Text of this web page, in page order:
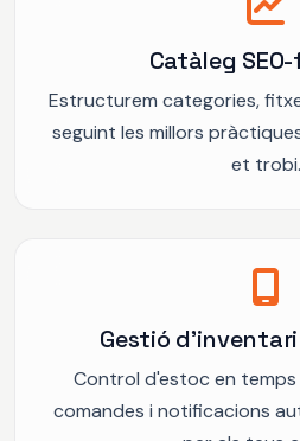
Catàleg
Estructurem categories,
seguint les millors
et trobi.
Gestió
Control d'estoc en temps
comandes i notificacions